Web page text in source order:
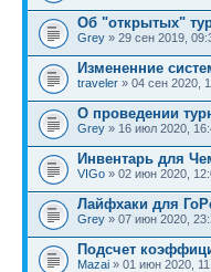
Об "открытых"
Grey » 29 сен 2019,
Измененние
traveler » 04 сен 2020,
О проведении
Grey » 16 июл 2020,
Инвентарь для
VIGo » 02 июн 2020,
Лайфхаки для
Grey » 07 июн 2020,
Подсчет
Mazai » 01 июн 2020,